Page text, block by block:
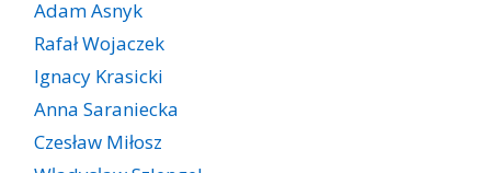
Adam Asnyk
Rafał Wojaczek
Ignacy Krasicki
Anna Saraniecka
Czesław Miłosz